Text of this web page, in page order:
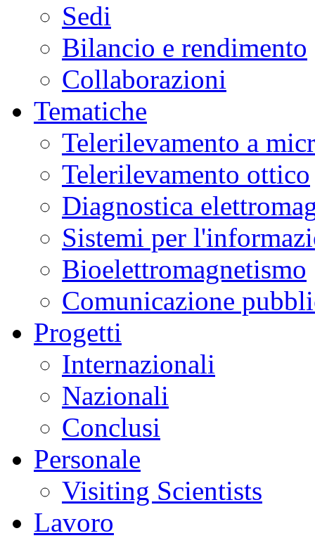
Sedi
Bilancio e rendimento
Collaborazioni
Tematiche
Telerilevamento a
Telerilevamento ottico
Diagnostica
Sistemi per
Bioelettromagnetismo
Comunicazione
Progetti
Internazionali
Nazionali
Conclusi
Personale
Visiting Scientists
Lavoro